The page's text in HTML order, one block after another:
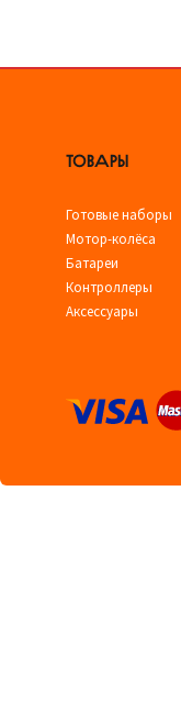
ТОВАРЫ
Готовые наборы
Мотор-колёса
Батареи
Контроллеры
Аксессуары